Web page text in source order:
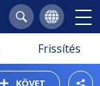
Frissítés
KÖVET